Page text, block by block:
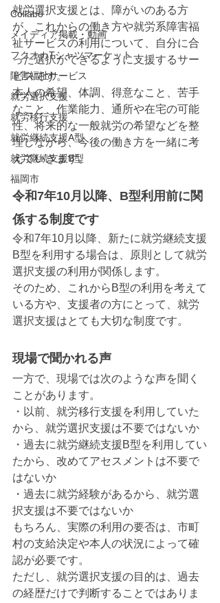
Collabo
メイディア掲載・動画
フクオカTシャツマーケット
障害福祉サービス
就労選択支援
就労移行支援
就労継続支援A型
就労継続支援B型
福岡市
就労選択支援とは、障がいのある方
が、これからの働き方や就労系障害福
祉サービスの利用について、自分に合
った選択ができるように支援するサー
ビスです。
本人の希望、体調、得意なこと、苦手
なこと、作業能力、通所や在宅の可能
性、将来的な一般就労の希望などを整
理しながら、今後の働き方を一緒に考
えていきます。
令和7年10月以降、B型利用前に関
係する制度です
令和7年10月以降、新たに就労継続支援
B型を利用する場合は、原則として就労
選択支援の利用が関係します。
そのため、これからB型の利用を考えて
いる方や、支援者の方にとって、就労
選択支援はとても大切な制度です。
現場で聞かれる声
一方で、現場では次のような声を聞く
ことがあります。
・以前、就労移行支援を利用していた
から、就労選択支援は不要ではないか
・過去に就労継続支援B型を利用してい
たから、改めてアセスメントは不要で
はないか
・過去に就労経験があるから、就労選
択支援は不要ではないか
もちろん、実際の利用の要否は、市町
村の支給決定や本人の状況によって確
認が必要です。
ただし、就労選択支援の目的は、過去
の経歴だけで判断することではありま